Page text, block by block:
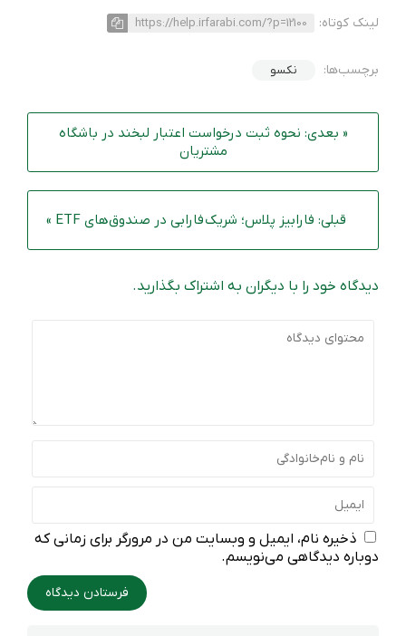
لینک کوتاه: https://help.irfarabi.com/?p=12100
برچسب‌ها: نکسو
« بعدی: نحوه ثبت درخواست اعتبار لبخند در باشگاه
مشتریان
قبلی: فارابیز پلاس؛ شریک فارابی در صندوق‌های ETF »
دیدگاه خود را با دیگران به اشتراک بگذارید.
ذخیره نام، ایمیل و وبسایت من در مرورگر برای زمانی که
دوباره دیدگاهی می‌نویسم.